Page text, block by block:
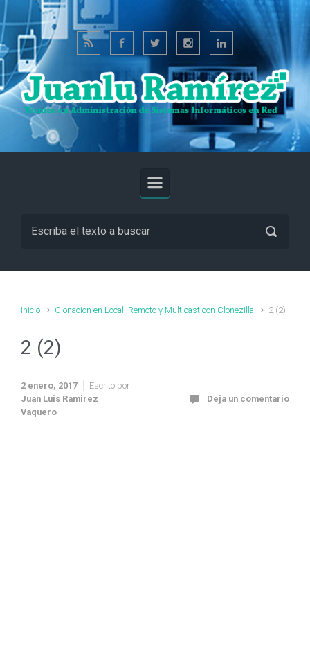
Saltar al contenido principal
Inicio Clonacion en Local, Remoto y Multicast con Clonezilla 2 (2)
2 (2)
2 enero, 2017
Escrito por
Juan Luis Ramirez
Vaquero
Deja un comentario